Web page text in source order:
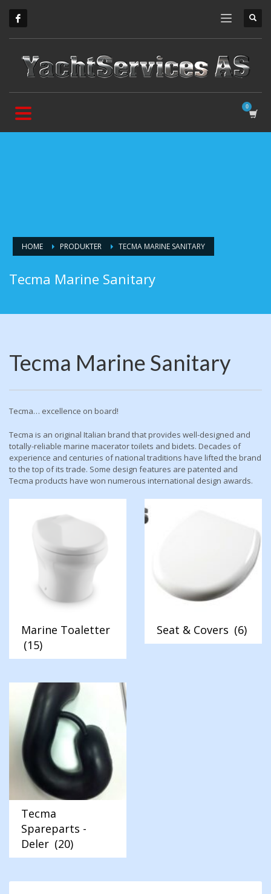
HOME PRODUKTER TECMA MARINE SANITARY
Tecma Marine Sanitary
Tecma Marine Sanitary
Tecma… excellence on board!
Tecma is an original Italian brand that provides well-designed and
totally-reliable marine macerator toilets and bidets. Decades of
experience and centuries of national traditions have lifted the brand
to the top of its trade. Some design features are patented and
Tecma products have won numerous international design awards.
Marine Toaletter
(15)
Seat & Covers (6)
Tecma
Spareparts -
Deler (20)